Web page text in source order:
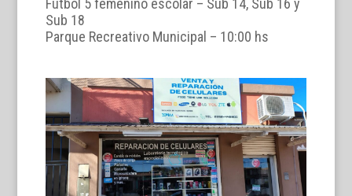
Fútbol 5 femenino escolar – Sub 14, Sub 16 y
Sub 18
Parque Recreativo Municipal – 10:00 hs